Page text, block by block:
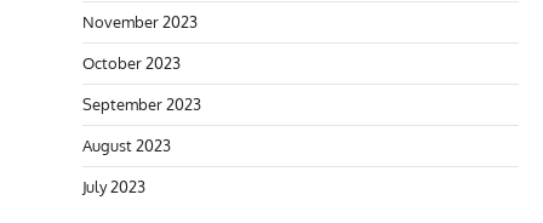
November 2023
October 2023
September 2023
August 2023
July 2023